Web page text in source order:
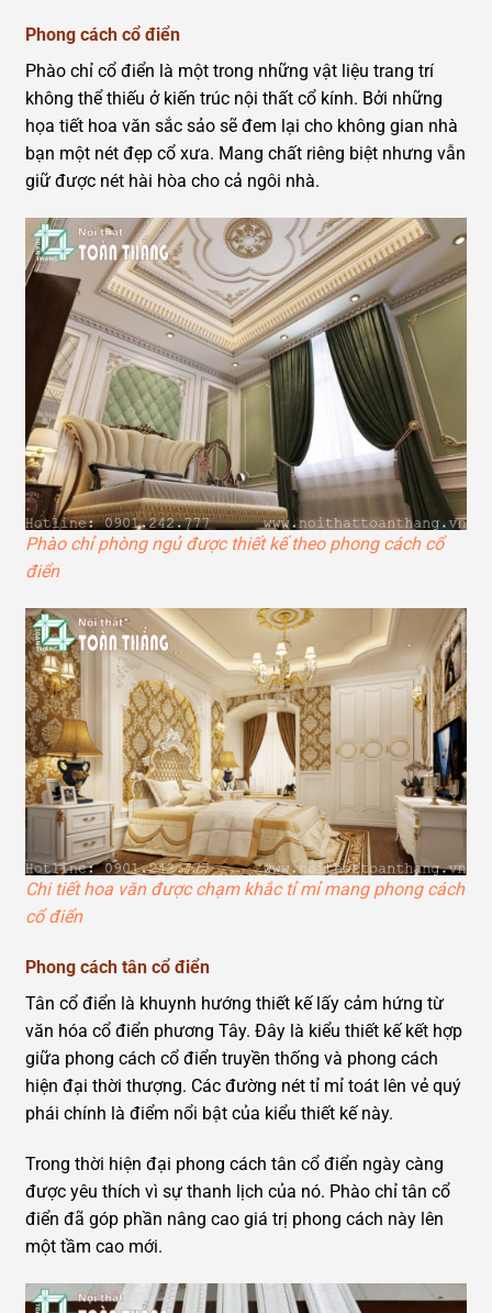
Phong cách cổ điển
Phào chỉ cổ điển là một trong những vật liệu trang trí
không thể thiếu ở kiến trúc nội thất cổ kính. Bởi những
họa tiết hoa văn sắc sảo sẽ đem lại cho không gian nhà
bạn một nét đẹp cổ xưa. Mang chất riêng biệt nhưng vẫn
giữ được nét hài hòa cho cả ngôi nhà.
Phào chỉ phòng ngủ được thiết kế theo phong cách cổ
điển
Chi tiết hoa văn được chạm khắc tỉ mỉ mang phong cách
cổ điển
Phong cách tân cổ điển
Tân cổ điển là khuynh hướng thiết kế lấy cảm hứng từ
văn hóa cổ điển phương Tây. Đây là kiểu thiết kế kết hợp
giữa phong cách cổ điển truyền thống và phong cách
hiện đại thời thượng. Các đường nét tỉ mỉ toát lên vẻ quý
phái chính là điểm nổi bật của kiểu thiết kế này.
Trong thời hiện đại phong cách tân cổ điển ngày càng
được yêu thích vì sự thanh lịch của nó. Phào chỉ tân cổ
điển đã góp phần nâng cao giá trị phong cách này lên
một tầm cao mới.